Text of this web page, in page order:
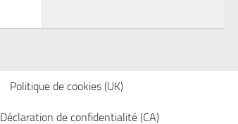
Politique de cookies (UK)
Déclaration de confidentialité (CA)